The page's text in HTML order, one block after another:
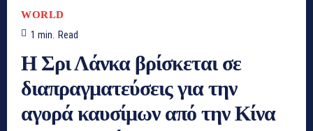
WORLD
1 min. Read
Η Σρι Λάνκα βρίσκεται σε
διαπραγματεύσεις για την
αγορά καυσίμων από την Κίνα